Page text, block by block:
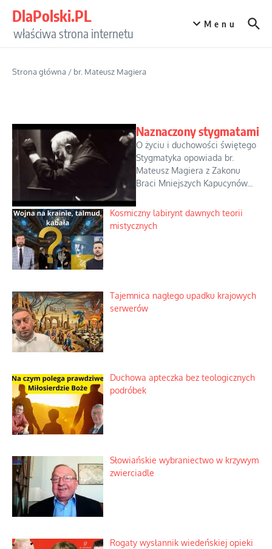
DlaPolski.PL
właściwa strona internetu
Menu
Strona główna / br. Mateusz Magiera
Naznaczony stygmatami
O życiu i duchowości świętego
Stygmatyka opowiada br.
Mateusz Magiera z Zakonu
Braci Mniejszych Kapucynów...
Kosmiczny labirynt dawnych teorii
mistycznych
Tajemnica nagłego upadku krajowych
serwerów
Duchowa apteczka bez teologicznych
podróbek
Słowiańskie wybraniectwo w krzywym
zwierciadle
Rogaty wysłannik wiedeńskiej opieki